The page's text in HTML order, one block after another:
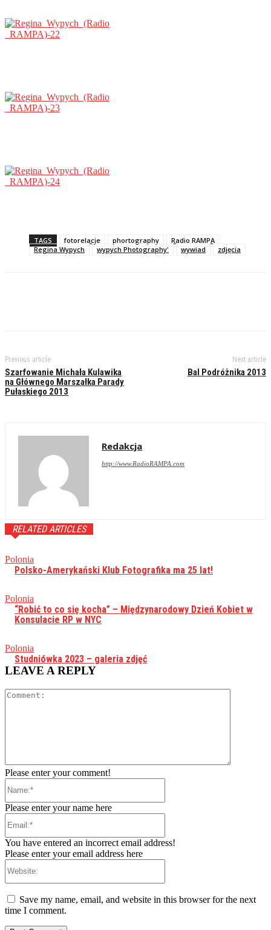
TAGS fotorelacje phortography
Radio RAMPA
Regina Wypych
wypych Photography' wywiad zdjęcia
Previous article
Szarfowanie Michała Kulawika
na Głównego Marszałka Parady
Pułaskiego 2013
Next article
Bal Podróżnika 2013
Redakcja
http://www.RadioRAMPA.com
RELATED ARTICLES
Polonia
Polsko-Amerykański Klub Fotografika ma 25 lat!
Polonia
“Robić to co się kocha” – Międzynarodowy Dzień Kobiet w
Konsulacie RP w NYC
Polonia
Studniówka 2023 – galeria zdjęć
LEAVE A REPLY
Please enter your comment!
Please enter your name here
You have entered an incorrect email address!
Please enter your email address here
Save my name, email, and website in this browser for the next
time I comment.